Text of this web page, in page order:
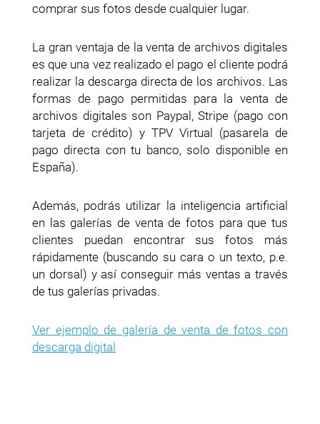
comprar sus fotos desde cualquier lugar.
La gran ventaja de la venta de archivos digitales
es que una vez realizado el pago el cliente podrá
realizar la descarga directa de los archivos. Las
formas de pago permitidas para la venta de
archivos digitales son Paypal, Stripe (pago con
tarjeta de crédito) y TPV Virtual (pasarela de
pago directa con tu banco, solo disponible en
España).
Además, podrás utilizar la inteligencia artificial
en las galerías de venta de fotos para que tus
clientes puedan encontrar sus fotos más
rápidamente (buscando su cara o un texto, p.e.
un dorsal) y así conseguir más ventas a través
de tus galerías privadas.
Ver ejemplo de galería de venta de fotos con
descarga digital